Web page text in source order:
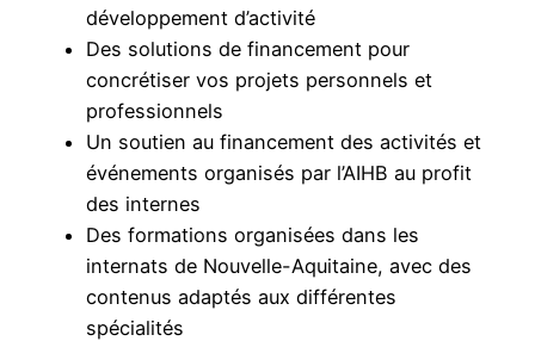
développement d’activité
Des solutions de financement pour
concrétiser vos projets personnels et
professionnels
Un soutien au financement des activités et
événements organisés par l’AIHB au profit
des internes
Des formations organisées dans les
internats de Nouvelle-Aquitaine, avec des
contenus adaptés aux différentes
spécialités